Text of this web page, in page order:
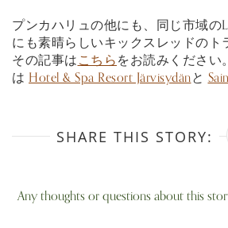
プンカハリュの他にも、同じ市域の
にも素晴らしいキックスレッドのト
その記事はこちらをお読みください
は Hotel & Spa Resort Järvisydänと
SHARE THIS STORY:
Any thoughts or questions about this